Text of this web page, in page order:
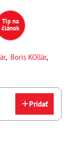
Tip na
článok
, Boris KOllár,
Pridať